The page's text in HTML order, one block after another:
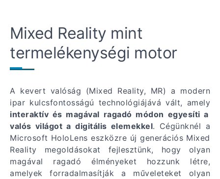
Mixed Reality mint
termelékenységi motor
A kevert valóság (Mixed Reality, MR) a modern
ipar kulcsfontosságú technológiájává vált, amely
interaktív és magával ragadó módon egyesíti a
valós világot a digitális elemekkel. Cégünknél a
Microsoft HoloLens eszközre új generációs Mixed
Reality megoldásokat fejlesztünk, hogy olyan
magával ragadó élményeket hozzunk létre,
amelyek forradalmasítják a műveleteket olyan